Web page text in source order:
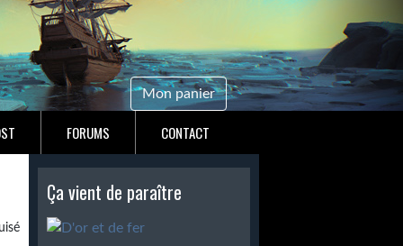
Mon panier
FORUMS CONTACT
Ça vient de paraître